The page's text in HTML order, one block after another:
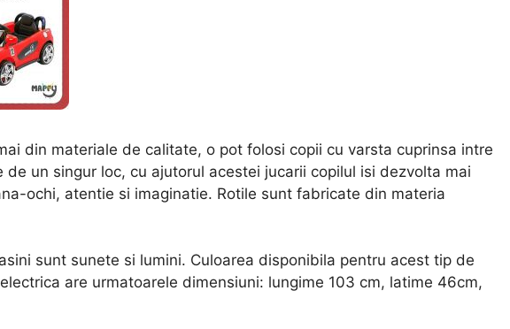
din materiale de calitate, o pot folosi copii cu varsta cuprinsa intre
de un singur loc, cu ajutorul acestei jucarii copilul isi dezvolta mai
ochi, atentie si imaginatie. Rotile sunt fabricate din materia
sunt sunete si lumini. Culoarea disponibila pentru acest tip de
are urmatoarele dimensiuni: lungime 103 cm, latime 46cm,